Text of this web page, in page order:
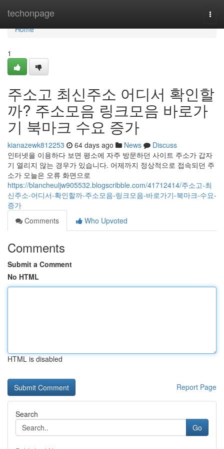
techonpage
Home
Home
1
주소고 최신주소 어디서 확인할
까? 주소모음 링크모음 바로가
기 북마크 수요 증가
kianazewk812253 64 days ago News
Discuss
인터넷을 이용하다 보면 평소에 자주 방문하던 사이트 주소가 갑자
기 열리지 않는 경우가 있습니다. 어제까지 정상적으로 접속되던 주
소가 오늘은 오류 화면으로
https://blancheuljw905532.blogscribble.com/41712414/주소고-최
신주소-어디서-확인할까-주소모음-링크모음-바로가기-북마크-수요-
증가
Comments
Who Upvoted
Comments
Submit a Comment
No HTML
HTML is disabled
Report Page
Search
Go